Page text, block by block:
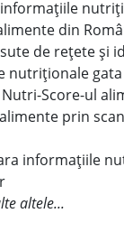
informațiile
din
de rețete și
nutriționale
Score-ul
prin
informațiile
altele...